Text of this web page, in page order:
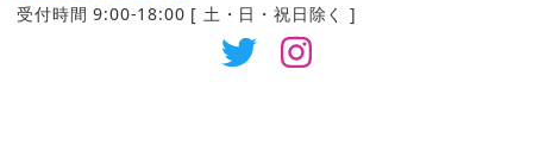
受付時間 9:00-18:00 [ 土・日・祝日除く ]